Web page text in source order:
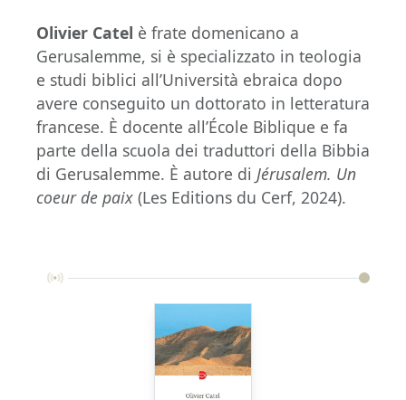
Olivier Catel è frate domenicano a
Gerusalemme, si è specializzato in teologia
e studi biblici all’Università ebraica dopo
avere conseguito un dottorato in letteratura
francese. È docente all’École Biblique e fa
parte della scuola dei traduttori della Bibbia
di Gerusalemme. È autore di Jérusalem. Un
coeur de paix (Les Editions du Cerf, 2024).